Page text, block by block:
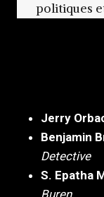
politiques
Jerry
Benjamin
Detective
S. Epatha
Buren